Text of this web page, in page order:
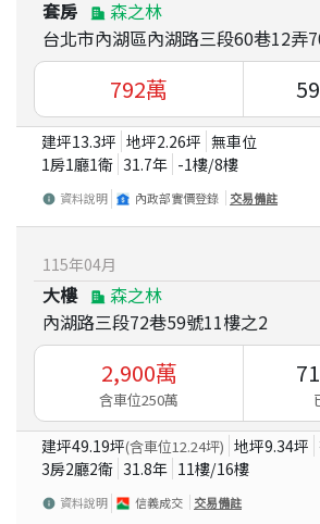
套房
森之林
台北市內湖區內湖路三段60巷12弄
792萬
建坪13.3坪 地坪2.26坪 無車位
1房1廳1衛 31.7年 -1樓/8樓
資料說明 內政部實價登錄 交易備註
115年04月
大樓
森之林
內湖路三段72巷59號11樓之2
2,900萬
含車位250萬
建坪49.19坪(含車位12.24坪) 地坪9.34坪
3房2廳2衛 31.8年 11樓/16樓
資料說明 信義成交 交易備註